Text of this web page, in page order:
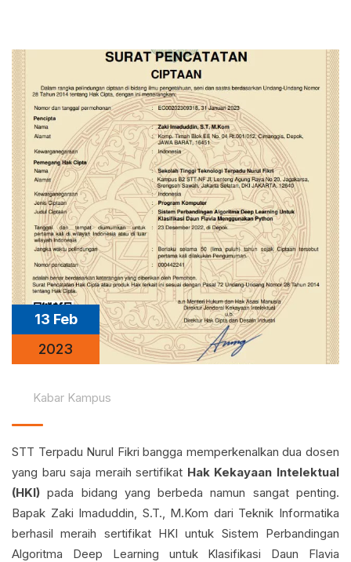
13 Feb
2023
Kabar Kampus
STT Terpadu Nurul Fikri bangga memperkenalkan dua dosen
yang baru saja meraih sertifikat Hak Kekayaan Intelektual
(HKI) pada bidang yang berbeda namun sangat penting.
Bapak Zaki Imaduddin, S.T., M.Kom dari Teknik Informatika
berhasil meraih sertifikat HKI untuk Sistem Perbandingan
Algoritma Deep Learning untuk Klasifikasi Daun Flavia